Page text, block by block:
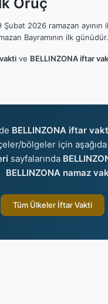
2026 ramazan
Bayramının ilk günüdür.
ve BELLINZONA iftar
BELLINZONA iftar
bölgeler için
sayfalarında
BELLINZONA namaz
Tüm Ülkeler İftar Vakti